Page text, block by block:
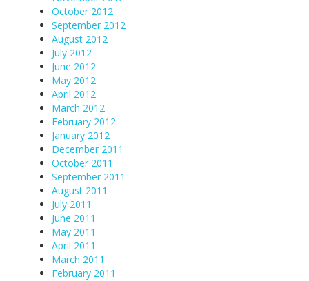
October 2012
September 2012
August 2012
July 2012
June 2012
May 2012
April 2012
March 2012
February 2012
January 2012
December 2011
October 2011
September 2011
August 2011
July 2011
June 2011
May 2011
April 2011
March 2011
February 2011